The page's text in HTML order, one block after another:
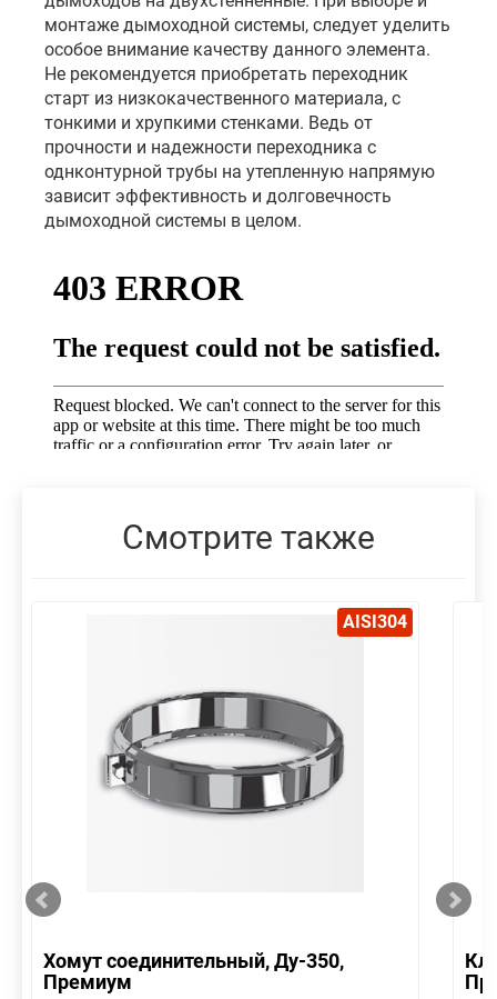
монтаже дымоходной системы, следует уделить
особое внимание качеству данного элемента.
Не рекомендуется приобретать переходник
старт из низкокачественного материала, с
тонкими и хрупкими стенками. Ведь от
прочности и надежности переходника с
однконтурной трубы на утепленную напрямую
зависит эффективность и долговечность
дымоходной системы в целом.
Смотрите также
AISI304
Хомут соединительный, Ду-350,
Премиум